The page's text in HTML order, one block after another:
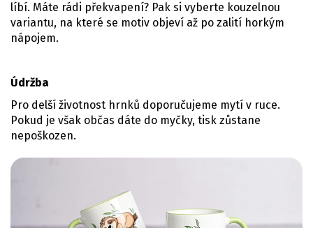
líbí. Máte rádi překvapení? Pak si vyberte kouzelnou
variantu, na které se motiv objeví až po zalití horkým
nápojem.
Údržba
Pro delší životnost hrnků doporučujeme mytí v ruce.
Pokud je však občas dáte do myčky, tisk zůstane
nepoškozen.